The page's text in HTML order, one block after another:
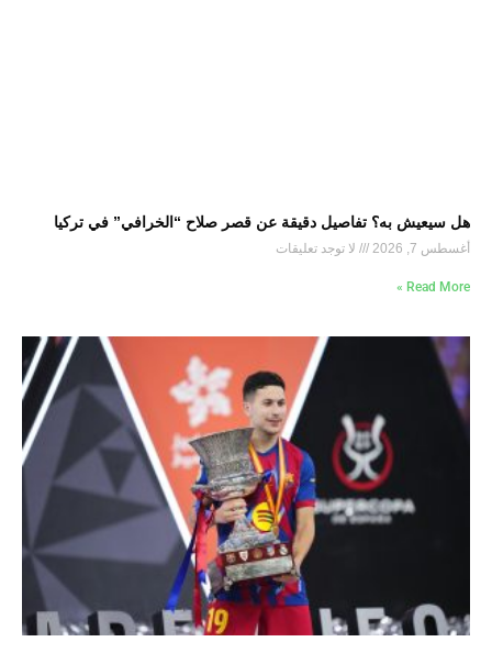
هل سيعيش به؟ تفاصيل دقيقة عن قصر صلاح “الخرافي” في تركيا
أغسطس 7, 2026 لا توجد تعليقات
Read More »